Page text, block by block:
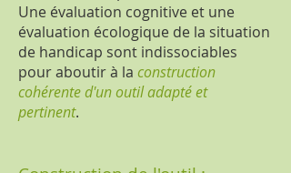
Une évaluation cognitive et une
évaluation écologique de la situation
de handicap sont indissociables
pour aboutir à la construction
cohérente d'un outil adapté et
pertinent.